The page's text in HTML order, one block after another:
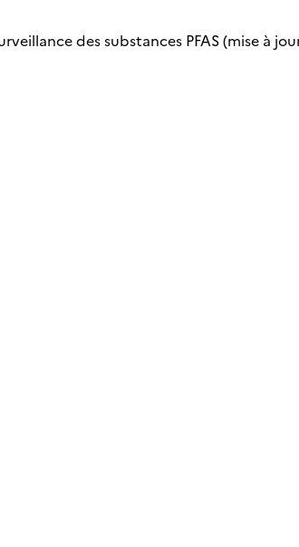
des substances PFAS (mise à